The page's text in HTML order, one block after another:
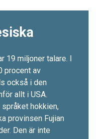
19 miljoner talare. I
procent av
också i den
allt i USA.
hokkien,
provinsen Fujian
Den är inte